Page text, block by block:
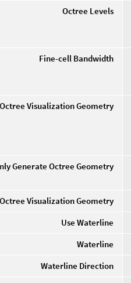
Octree Levels
Fine-cell Bandwidth
Visualization Geometry
Generate Octree Geometry
Octree Visualization Geometry
Use Waterline
Waterline
Waterline Direction